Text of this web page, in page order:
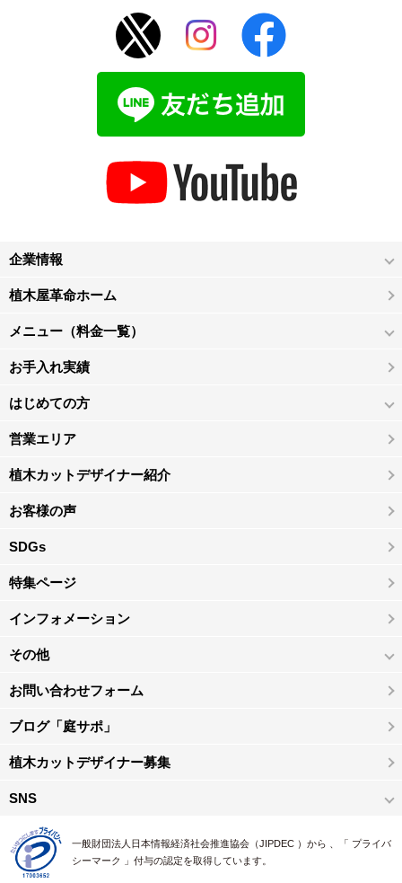
企業情報
植木屋革命ホーム
メニュー（料金一覧）
お手入れ実績
はじめての方
営業エリア
植木カットデザイナー紹介
お客様の声
SDGs
特集ページ
インフォメーション
その他
お問い合わせフォーム
ブログ「庭サポ」
植木カットデザイナー募集
SNS
一般財団法人日本情報経済社会推進協会（JIPDEC ）から 、「 プライバ
シーマーク 」付与の認定を取得しています。